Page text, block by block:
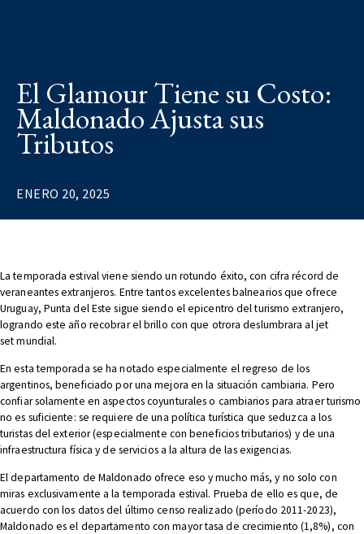
El Glamour Tiene su Costo:
Maldonado Ajusta sus
Tributos
ENERO 20, 2025
La temporada estival viene siendo un rotundo éxito, con cifra récord de
veraneantes extranjeros. Entre tantos excelentes balnearios que ofrece
Uruguay, Punta del Este sigue siendo el epicentro del turismo extranjero,
logrando este año recobrar el brillo con que otrora deslumbrara aljet
setmundial.
En esta temporada se ha notado especialmente el regreso de los
argentinos, beneficiado por una mejora en la situación cambiaria. Pero
confiar solamente en aspectos coyunturales o cambiarios para atraer turismo
no es suficiente: se requiere de una política turística que seduzca a los
turistas del exterior (especialmente con beneficios tributarios) y de una
infraestructura física y de servicios a la altura de las exigencias.
El departamento de Maldonado ofrece eso y mucho más, y no solo con
miras exclusivamente a la temporada estival. Prueba de ello es que, de
acuerdo con los datos del último censo realizado (período 2011-2023),
Maldonado es el departamento con mayor tasa de crecimiento (1,8%), con